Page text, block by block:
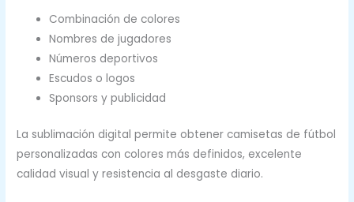
Combinación de colores
Nombres de jugadores
Números deportivos
Escudos o logos
Sponsors y publicidad
La sublimación digital permite obtener camisetas de fútbol
personalizadas con colores más definidos, excelente
calidad visual y resistencia al desgaste diario.